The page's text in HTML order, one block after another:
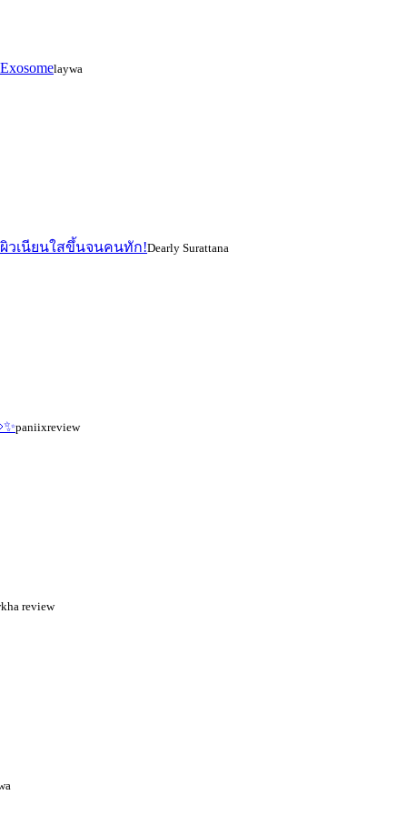
laywa
ผิวเนียนใสขึ้นจนคนทัก!Dearly Surattana
paniixreview
review